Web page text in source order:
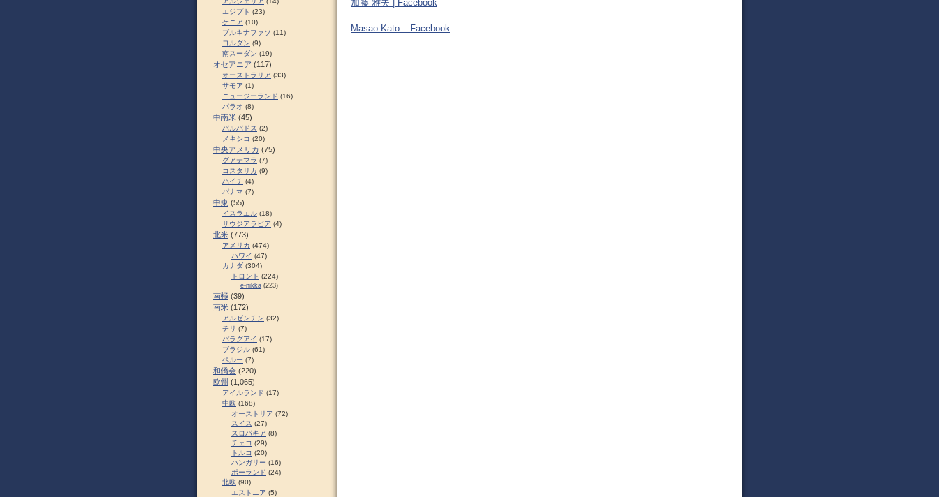
加藤 雅夫 | Facebook
Masao Kato – Facebook
エジプト (23)
ケニア (10)
ブルキナファソ (11)
ヨルダン (9)
南スーダン (19)
オセアニア (117)
オーストラリア (33)
サモア (1)
ニュージーランド (16)
パラオ (8)
中南米 (45)
バルバドス (2)
メキシコ (20)
中央アメリカ (75)
グアテマラ (7)
コスタリカ (9)
ハイチ (4)
パナマ (7)
中東 (55)
イスラエル (18)
サウジアラビア (4)
北米 (773)
アメリカ (474)
ハワイ (47)
カナダ (304)
トロント (224)
e-nikka (223)
南極 (39)
南米 (172)
アルゼンチン (32)
チリ (7)
パラグアイ (17)
ブラジル (61)
ペルー (7)
和僑会 (220)
欧州 (1,065)
アイルランド (17)
中欧 (168)
オーストリア (72)
スイス (27)
スロパキア (8)
チェコ (29)
トルコ (20)
ハンガリー (16)
ポーランド (24)
北欧 (90)
エストニア (5)